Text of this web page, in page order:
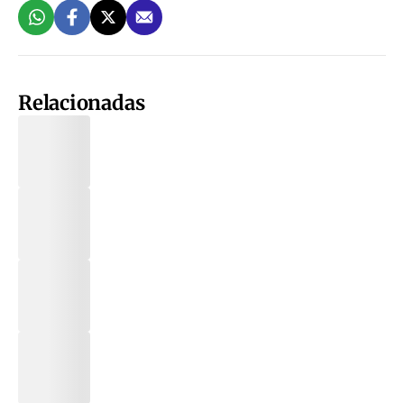
Relacionadas